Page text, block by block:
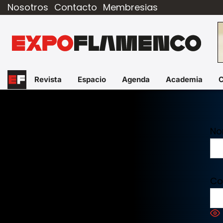
Nosotros Contacto Membresias
Revista Espacio Agenda Academia